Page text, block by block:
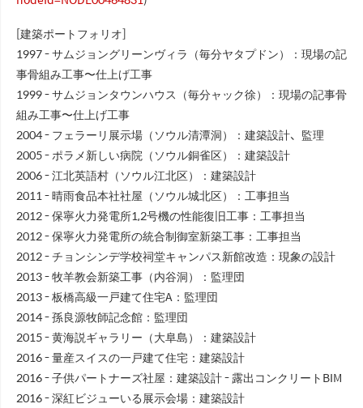
[建築ポートフォリオ]
1997 - サムジョングリーンヴィラ（毎分ヤタプドン）：現場の記
事骨組み工事〜仕上げ工事
1999 - サムジョンタウンハウス（毎分ャック徐）：現場の記事骨
組み工事〜仕上げ工事
2004 - フェラーリ展示場（ソウル清潭洞）：建築設計、監理
2005 - ポラメ新しい病院（ソウル銅雀区）：建築設計
2006 - 江北英語村（ソウル江北区）：建築設計
2011 - 晴雨食品本社社屋（ソウル城北区）：工事担当
2012 - 保寧火力発電所1,2号機の性能復旧工事：工事担当
2012 - 保寧火力発電所の統合制御室新築工事：工事担当
2012 - チョンシンデ学校祠堂キャンパス新館改造：現象の設計
2013 - 牧羊教会新築工事（内谷洞）：監理団
2013 - 板橋高級一戸建て住宅A：監理団
2014 - 孫良源牧師記念館：監理団
2015 - 黄海説ギャラリー（大阜島）：建築設計
2016 - 量産スイスの一戸建て住宅：建築設計
2016 - 子供パートナーズ社屋：建築設計 - 露出コンクリートBIM
2016 - 深紅ビジューいる展示会場：建築設計